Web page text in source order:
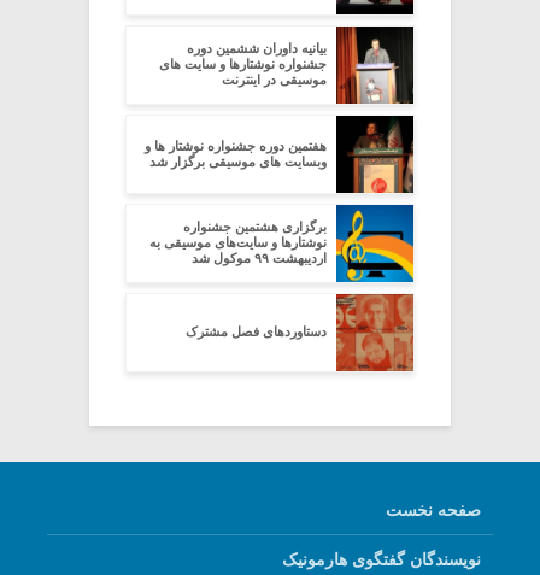
بیانیه داوران ششمین دوره
جشنواره نوشتارها و سایت های
موسیقی در اینترنت
هفتمین دوره جشنواره نوشتار ها و
وبسایت های موسیقی برگزار شد
برگزاری هشتمین جشنواره
نوشتارها و سایت‌های موسیقی به
اردیبهشت ۹۹ موکول شد
دستاوردهای فصل مشترک
صفحه نخست
نویسندگان گفتگوی هارمونیک